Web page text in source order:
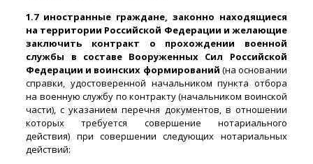
1.7 иностранные граждане, законно находящиеся
на территории Российской Федерации и желающие
заключить контракт о прохождении военной
службы в составе Вооруженных Сил Российской
Федерации и воинских формирований (на основании
справки, удостоверенной начальником пункта отбора
на военную службу по контракту (начальником воинской
части), с указанием перечня документов, в отношении
которых требуется совершение нотариального
действия) при совершении следующих нотариальных
действий: